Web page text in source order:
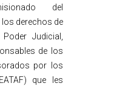
del
los derechos de
Judicial,
de los
por los
que les